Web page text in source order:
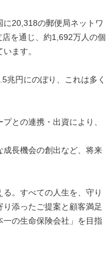
20,318の郵便局ネットワ
を通じ、約1,692万人の個
ます。
兆円にのぼり、これは多く
との連携・出資により、
長機会の創出など、将来
。すべての人生を、守り
添ったご提案と顧客満足
一の生命保険会社」を目指